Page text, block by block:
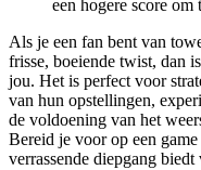
een hogere score om
Als je een fan bent van
frisse, boeiende twist, dan
jou. Het is perfect voor
van hun opstellingen,
de voldoening van het
Bereid je voor op een
verrassende diepgang